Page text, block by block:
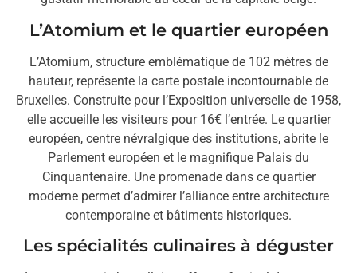
L’Atomium et le quartier européen
L’Atomium, structure emblématique de 102 mètres de
hauteur, représente la carte postale incontournable de
Bruxelles. Construite pour l’Exposition universelle de 1958,
elle accueille les visiteurs pour 16€ l’entrée. Le quartier
européen, centre névralgique des institutions, abrite le
Parlement européen et le magnifique Palais du
Cinquantenaire. Une promenade dans ce quartier
moderne permet d’admirer l’alliance entre architecture
contemporaine et bâtiments historiques.
Les spécialités culinaires à déguster